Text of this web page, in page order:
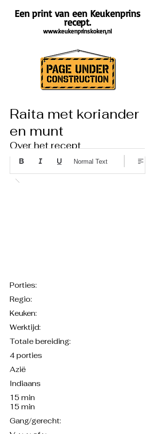
Een print van een Keukenprins
recept.
www.keukenprinskoken,nl
Raita met koriander
en munt
Over het recept
Normal Text
Porties:
Regio:
Keuken:
Werktijd:
Totale bereiding:
4 porties
Azië
Indiaans
15 min
15 min
Gang/gerecht: